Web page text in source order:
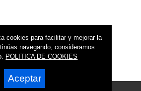
cookies para facilitar y mejorar la
navegando, consideramos
POLITICA DE COOKIES
Aceptar